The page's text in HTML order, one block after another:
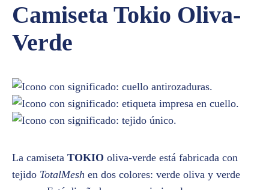
Camiseta Tokio Oliva-
Verde
La camiseta TOKIO oliva-verde está fabricada con
tejido TotalMesh en dos colores: verde oliva y verde